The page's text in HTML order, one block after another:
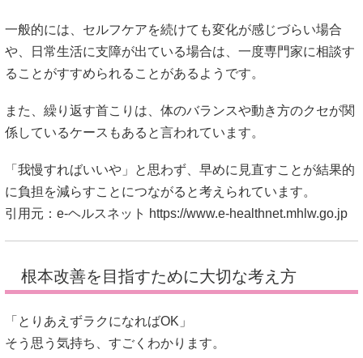
一般的には、セルフケアを続けても変化が感じづらい場合
や、日常生活に支障が出ている場合は、一度専門家に相談す
ることがすすめられることがあるようです。
また、繰り返す首こりは、体のバランスや動き方のクセが関
係しているケースもあると言われています。
「我慢すればいいや」と思わず、早めに見直すことが結果的
に負担を減らすことにつながると考えられています。
引用元：e-ヘルスネット https://www.e-healthnet.mhlw.go.jp
根本改善を目指すために大切な考え方
「とりあえずラクになればOK」
そう思う気持ち、すごくわかります。